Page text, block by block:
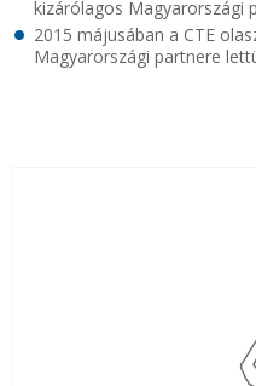
kizárólagos Magyarországi
2015 májusában a CTE
Magyarországi partnere